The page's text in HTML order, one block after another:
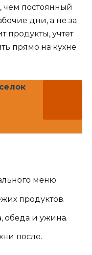
чем постоянный
дни, а не за
продукты, учтет
прямо на кухне
меню.
продуктов.
обеда и ужина.
после.